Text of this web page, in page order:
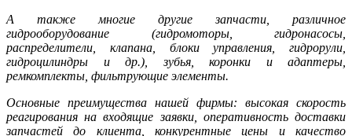
А также многие другие запчасти, различное
гидрооборудование (гидромоторы, гидронасосы,
распределители, клапана, блоки управления, гидрорули,
гидроцилиндры и др.), зубья, коронки и адаптеры,
ремкомплекты, фильтрующие элементы.
Основные преимущества нашей фирмы: высокая скорость
реагирования на входящие заявки, оперативность доставки
запчастей до клиента, конкурентные цены и качество